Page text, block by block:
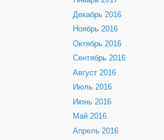
Декабрь 2016
Ноябрь 2016
Октябрь 2016
Сентябрь 2016
Август 2016
Июль 2016
Июнь 2016
Май 2016
Апрель 2016